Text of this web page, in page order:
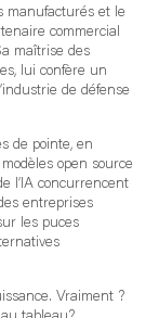
manufacturés et le
commercial
maîtrise des
lui confère un
de défense
de pointe, en
open source
l’IA concurrencent
entreprises
les puces
Vraiment ?